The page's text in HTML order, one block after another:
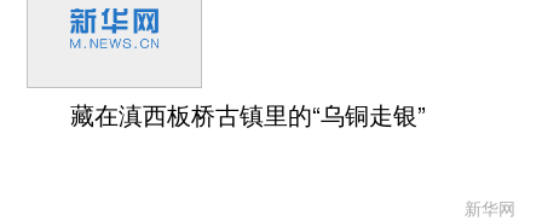
藏在滇西板桥古镇里的“乌铜走银”
新华网